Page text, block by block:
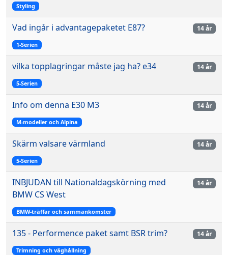
Styling
Vad ingår i advantagepaketet E87?
1-Serien
14 år
vilka topplagringar måste jag ha? e34
5-Serien
14 år
Info om denna E30 M3
M-modeller och Alpina
14 år
Skärm valsare värmland
5-Serien
14 år
INBJUDAN till Nationaldagskörning med
BMW CS West
BMW-träffar och sammankomster
14 år
135 - Performence paket samt BSR trim?
Trimning och väghållning
14 år